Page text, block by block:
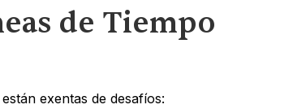
de Tiempo
exentas de desafíos: